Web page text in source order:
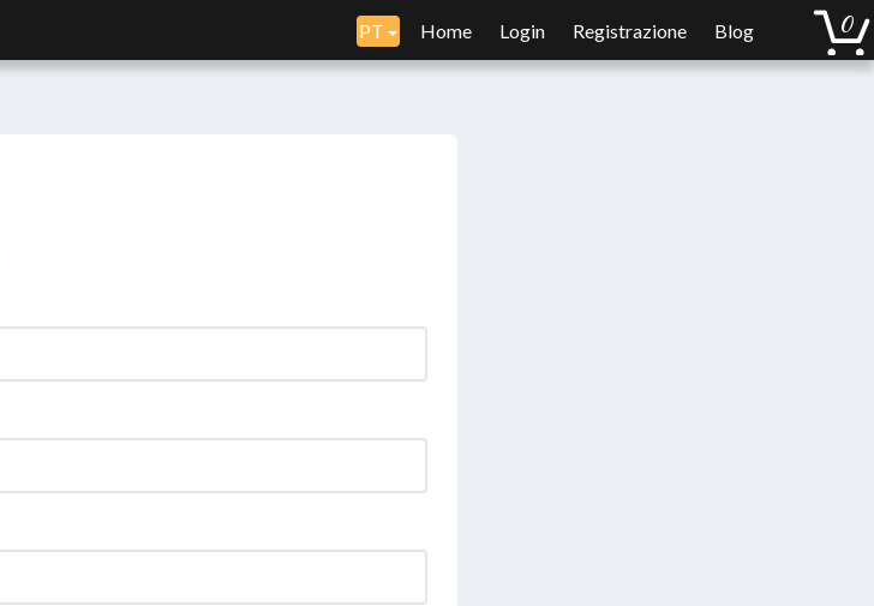
PT Home Login Registrazione Blog